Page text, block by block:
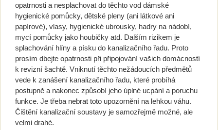
opatrnosti a nesplachovat do těchto vod dámské
hygienické pomůcky, dětské pleny (ani látkové ani
papírové), vlasy, hygienické ubrousky, hadry na nádobí,
mycí pomůcky jako houbičky atd. Dalším rizikem je
splachování hlíny a písku do kanalizačního řadu. Proto
prosím dbejte opatrnosti při připojování vašich domácností
k revizní šachtě. Vniknutí těchto nežádoucích předmětů
vede k zanášení kanalizačního řadu, které probíhá
postupně a nakonec způsobí jeho úplné ucpání a poruchu
funkce. Je třeba nebrat toto upozornění na lehkou váhu.
Čištění kanalizační soustavy je samozřejmě možné, ale
velmi drahé.